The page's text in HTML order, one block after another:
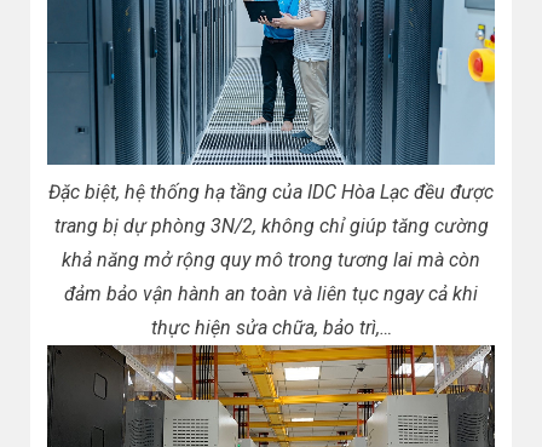
Đặc biệt, hệ thống hạ tầng của IDC Hòa Lạc đều được
trang bị dự phòng 3N/2, không chỉ giúp tăng cường
khả năng mở rộng quy mô trong tương lai mà còn
đảm bảo vận hành an toàn và liên tục ngay cả khi
thực hiện sửa chữa, bảo trì,…